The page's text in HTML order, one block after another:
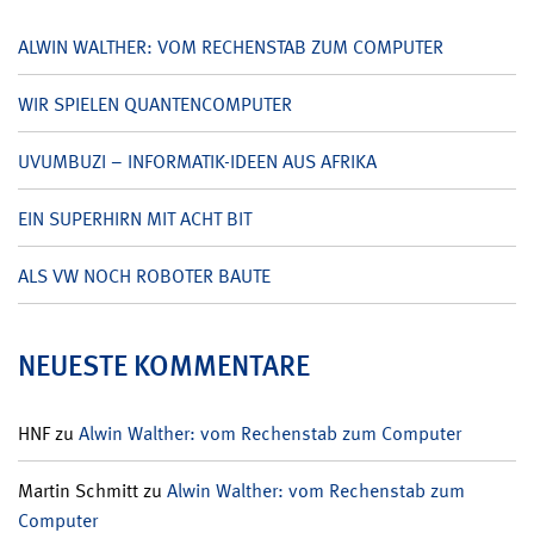
ALWIN WALTHER: VOM RECHENSTAB ZUM COMPUTER
WIR SPIELEN QUANTENCOMPUTER
UVUMBUZI – INFORMATIK-IDEEN AUS AFRIKA
EIN SUPERHIRN MIT ACHT BIT
ALS VW NOCH ROBOTER BAUTE
NEUESTE KOMMENTARE
HNFzu Alwin Walther: vom Rechenstab zum Computer
Martin Schmittzu Alwin Walther: vom Rechenstab zum
Computer